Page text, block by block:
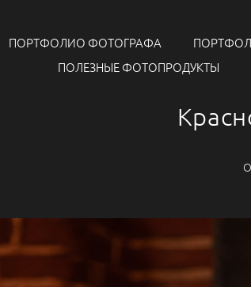
ПОРТФОЛИО ФОТОГРАФА
ПОЛЕЗНЫЕ ФОТОПРОДУКТЫ